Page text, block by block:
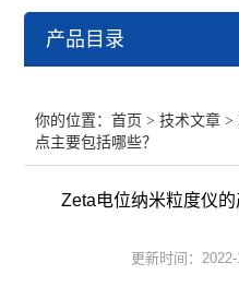
产品目录
纳米粒度仪
膜厚仪
表面张力仪
你的位置：首页 >技术文章 >
点主要包括哪些？
Zeta电位纳米粒度仪
更新时间：